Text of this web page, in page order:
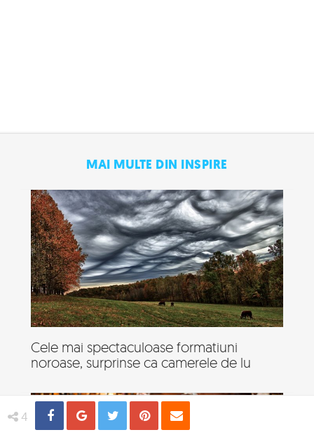
4 Share Distribuie
Tweet Pin
MAI MULTE DIN INSPIRE
Cele mai spectaculoase formatiuni
noroase, surprinse ca camerele de lu